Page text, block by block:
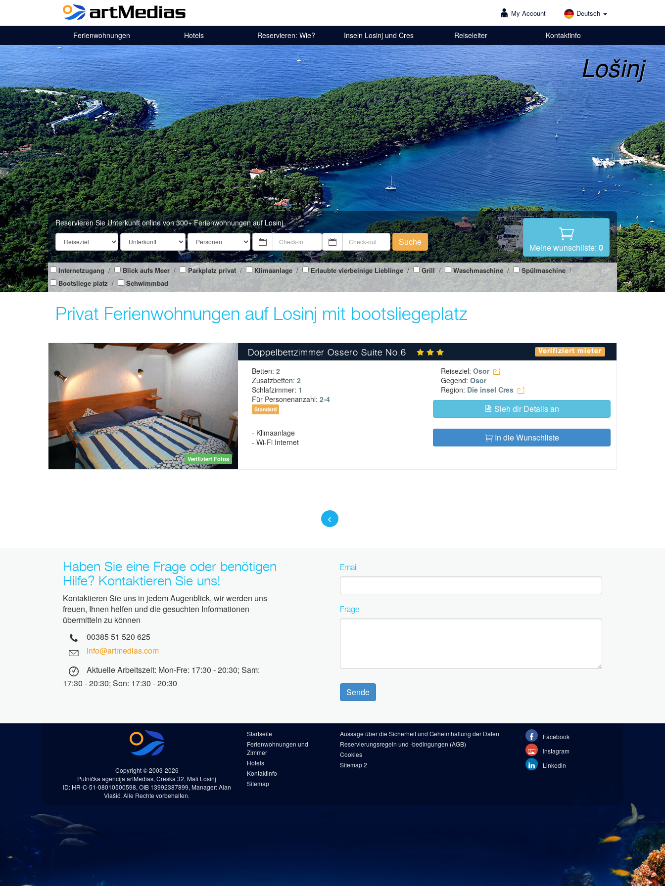
My Account Deutsch
Ferienwohnungen Hotels Reservieren: Wie? Inseln Losinj und Cres Reiseleiter Kontaktinfo
Lošinj
Reservieren Sie Unterkunft online von 300+ Ferienwohnungen auf Losinj
Suche
Meine wunschliste: 0
Internetzugang / Blick aufs Meer / Parkplatz privat / Klimaanlage/ Erlaubte vierbeinige Lieblinge/ Grill / Waschmaschine/ Spülmaschine /
Bootsliege platz / Schwimmbad
Privat Ferienwohnungen auf Losinj mit bootsliegeplatz
Verifiziert Fotos
Doppelbettzimmer Ossero Suite No.6 Verifiziert mieter
Betten: 2
Zusatzbetten: 2
Schlafzimmer: 1
Für Personenanzahl: 2-4
Standard
- Klimaanlage
- Wi-Fi Internet
Reiseziel:Osor
Gegend:Osor
Region: Die insel Cres
Sieh dir Details an
In die Wunschliste
Haben Sie eine Frage oder benötigen
Hilfe? Kontaktieren Sie uns!
Kontaktieren Sie uns in jedem Augenblick, wir werden uns
freuen, Ihnen helfen und die gesuchten Informationen
übermitteln zu können
00385 51 520 625
info@artmedias.com
Aktuelle Arbeitszeit: Mon-Fre: 17:30 - 20:30; Sam:
17:30 - 20:30; Son: 17:30 - 20:30
Email
Frage
Sende
Copyright © 2003-2026
Putnička agencija artMedias, Creska 32, Mali Losinj
ID: HR-C-51-08010500598, OIB 13992387899, Manager: Alan
Vlašić. Alle Rechte vorbehalten.
Startseite
Ferienwohnungen und
Zimmer
Hotels
Kontaktinfo
Sitemap
Aussage über die Sicherheit und Geheimhaltung der Daten
Reservierungsregeln und -bedingungen (AGB)
Cookies
Sitemap 2
Facebook
Instagram
Linkedin